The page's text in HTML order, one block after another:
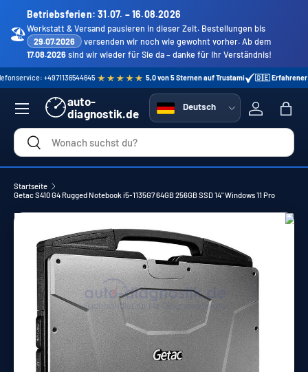
🏖️
Betriebsferien: 31.07. – 16.08.2026
Werkstatt & Versand pausieren in dieser Zeit. Bestellungen bis
29.07.2026
versenden wir noch wie gewohnt vorher. Ab dem
17.08.2026sind wir wieder für Sie da – danke für Ihr Verständnis!
Direkt zum Inhalt
+4971136544645 5,0 von 5 Sternen auf Trustami 🇩🇪 Erfahrener
auto-
diagnostik.de
Suchen
Suchen
Sprache
Deutsch
Einloggen
Menü
Startseite
Getac S410 G4 Rugged Notebook i5-1135G7 64GB 256GB SSD 14" Windows 11 Pro